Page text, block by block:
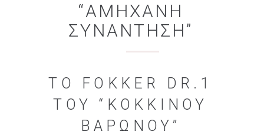
“ΑΜΉΧΑΝΗ
ΣΥΝΆΝΤΗΣΗ”
ΤΟ FOKKER DR.1
ΤΟΥ “ΚΌΚΚΙΝΟΥ
ΒΑΡΏΝΟΥ”